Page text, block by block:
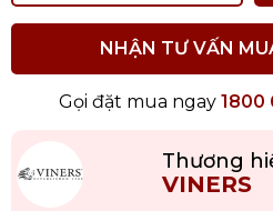
NHẬN TƯ VẤN
Gọi đặt mua ngay 1800
Thương
VINERS